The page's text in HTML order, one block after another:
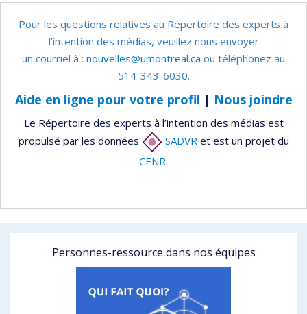
Pour les questions relatives au Répertoire des experts à
l’intention des médias, veuillez nous envoyer
un courriel à : nouvelles@umontreal.ca ou téléphonez au
514-343-6030.
Aide en ligne pour votre profil | Nous joindre
Le Répertoire des experts à l’intention des médias est
propulsé par les données
SADVRet est un projet du
CENR.
Personnes-ressource dans nos équipes